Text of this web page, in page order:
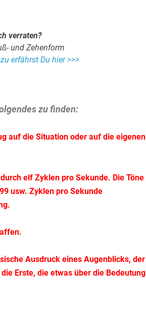
verraten?
und Zehenform
erfährst Du hier >>>
zu finden:
auf die Situation oder auf die eigenen
elf Zyklen pro Sekunde. Die Töne
usw. Zyklen pro Sekunde
Ausdruck eines Augenblicks, der
Erste, die etwas über die Bedeutung